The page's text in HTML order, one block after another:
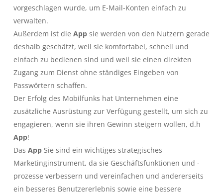
vorgeschlagen wurde, um E-Mail-Konten einfach zu
verwalten.
Außerdem ist die Appsie werden von den Nutzern gerade
deshalb geschätzt, weil sie komfortabel, schnell und
einfach zu bedienen sind und weil sie einen direkten
Zugang zum Dienst ohne ständiges Eingeben von
Passwörtern schaffen.
Der Erfolg des Mobilfunks hat Unternehmen eine
zusätzliche Ausrüstung zur Verfügung gestellt, um sich zu
engagieren, wenn sie ihren Gewinn steigern wollen, d.h
App!
Das AppSie sind ein wichtiges strategisches
Marketinginstrument, da sie Geschäftsfunktionen und -
prozesse verbessern und vereinfachen und andererseits
ein besseres Benutzererlebnis sowie eine bessere